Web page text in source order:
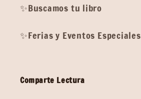
✨Buscamos tu libro
✨Ferias y Eventos Especiales
Comparte Lectura